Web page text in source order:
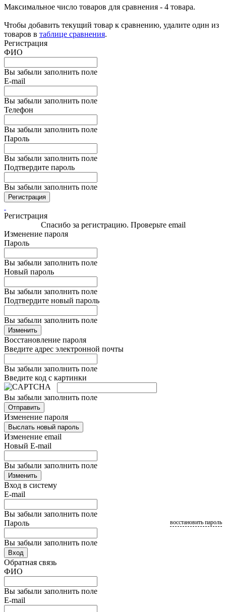
Максимальное число товаров для сравнения - 4 товара.
Чтобы добавить текущий товар к сравнению, удалите один из
товаров в таблице сравнения.
Регистрация
ФИО
Вы забыли заполнить поле
E-mail
Вы забыли заполнить поле
Телефон
Вы забыли заполнить поле
Пароль
Вы забыли заполнить поле
Подтвердите пароль
Вы забыли заполнить поле
Регистрация
Регистрация
Спасибо за регистрацию. Проверьте email
Изменение пароля
Пароль
Вы забыли заполнить поле
Новый пароль
Вы забыли заполнить поле
Подтвердите новый пароль
Вы забыли заполнить поле
Изменить
Восстановление пароля
Введите адрес электронной почты
Вы забыли заполнить поле
Введите код с картинки
Вы забыли заполнить поле
Отправить
Изменение пароля
Выслать новый пароль
Изменение email
Новый E-mail
Вы забыли заполнить поле
Изменить
Вход в систему
E-mail
Вы забыли заполнить поле
Пароль
Вы забыли заполнить поле
восстановить пароль
Вход
Обратная связь
ФИО
Вы забыли заполнить поле
E-mail